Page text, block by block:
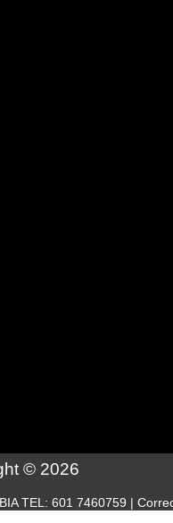
© 2026
TEL: 601 7460759 |